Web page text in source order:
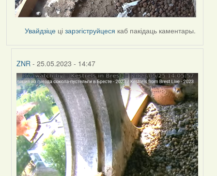
Увайдзіце цізарэгіструйцеся каб пакідаць каментары.
ZNR - 25.05.2023 - 14:47
In
reply
to
by
Harrier